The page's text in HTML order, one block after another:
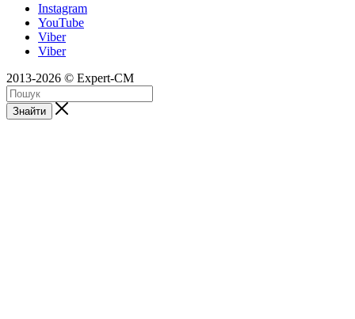
Instagram
YouTube
Viber
Viber
2013-2026 © Expert-CM
Знайти